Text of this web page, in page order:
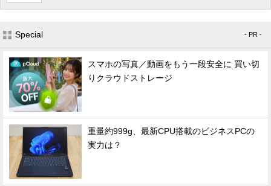
Special - PR -
スマホの写真／動画をもう一段安全に 買い切
りクラウドストレージ
重量約999g、最新CPU搭載のビジネスPCの
実力は？